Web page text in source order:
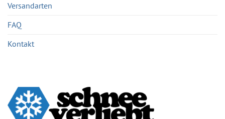
Versandarten
FAQ
Kontakt